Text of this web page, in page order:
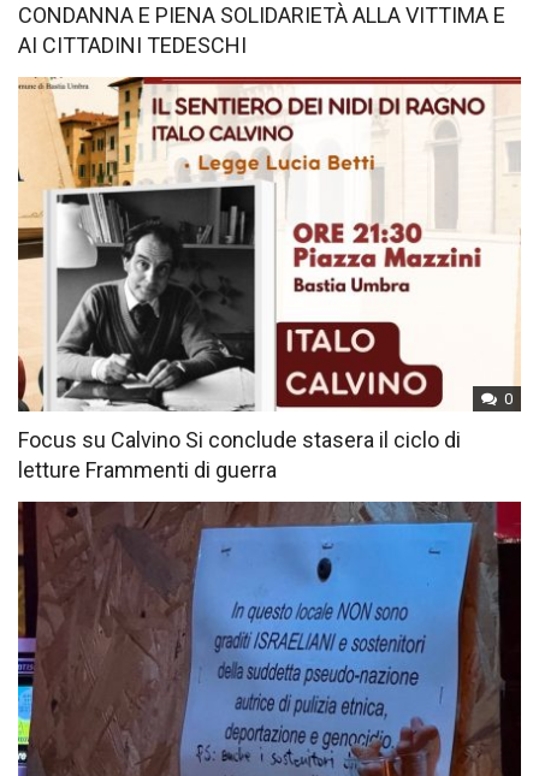
CONDANNA E PIENA SOLIDARIETÀ ALLA VITTIMA E
AI CITTADINI TEDESCHI
0
Focus su Calvino Si conclude stasera il ciclo di
letture Frammenti di guerra